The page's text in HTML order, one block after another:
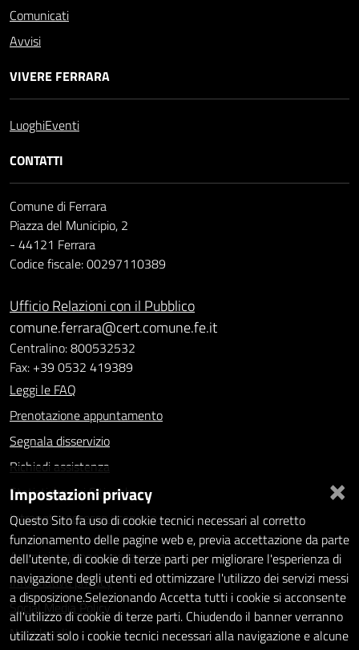
Comunicati
Avvisi
VIVERE FERRARA
LuoghiEventi
CONTATTI
Comune di Ferrara
Piazza del Municipio, 2
- 44121 Ferrara
Codice fiscale: 00297110389
Ufficio Relazioni con il Pubblico
comune.ferrara@cert.comune.fe.it
Centralino: 800532532
Fax: +39 0532 419389
Leggi le FAQ
Prenotazione appuntamento
Segnala disservizio
Richiedi assistenza
Statistiche dei Siti web
Intranet - accesso riservato
Amministrazione trasparente
Informativa privacy
Social Media Policy
Note legali
×
Impostazioni privacy
Questo Sito fa uso di cookie tecnici necessari al corretto
funzionamento delle pagine web e, previa accettazione da parte
dell'utente, di cookie di terze parti per migliorare l'esperienza di
navigazione degli utenti ed ottimizzare l'utilizzo dei servizi messi
a disposizione.Selezionando Accetta tutti i cookie si acconsente
all'utilizzo di cookie di terze parti. Chiudendo il banner verranno
utilizzati solo i cookie tecnici necessari alla navigazione e alcune